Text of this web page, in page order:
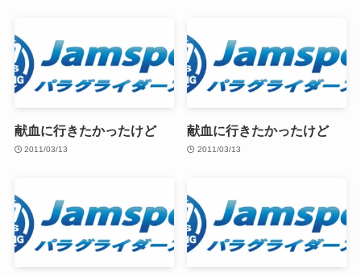
献血に行きたかったけど
2011/03/13
献血に行きたかったけど
2011/03/13